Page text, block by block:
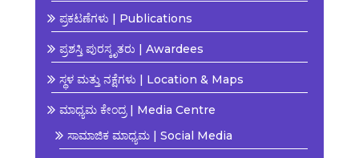
ಪ್ರಕಟಣೆಗಳು | Publications
ಪ್ರಶಸ್ತಿ ಪುರಸ್ಕೃತರು | Awardees
ಸ್ಥಳ ಮತ್ತು ನಕ್ಷೆಗಳು | Location & Maps
ಮಾಧ್ಯಮ ಕೇಂದ್ರ | Media Centre
ಸಾಮಾಜಿಕ ಮಾಧ್ಯಮ | Social Media